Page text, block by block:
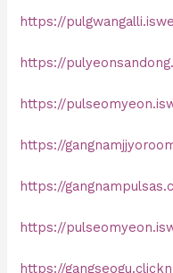
https://
https://
https://
https://
https://
https://
https://